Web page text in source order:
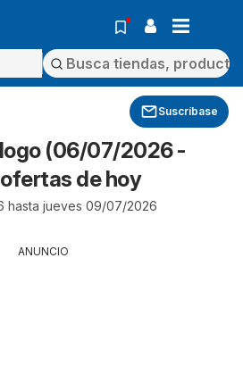
Suscríbase
(06/07/2026 -
de hoy
hasta jueves 09/07/2026
ANUNCIO